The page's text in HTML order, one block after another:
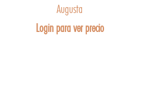
Augusta
Login para ver precio